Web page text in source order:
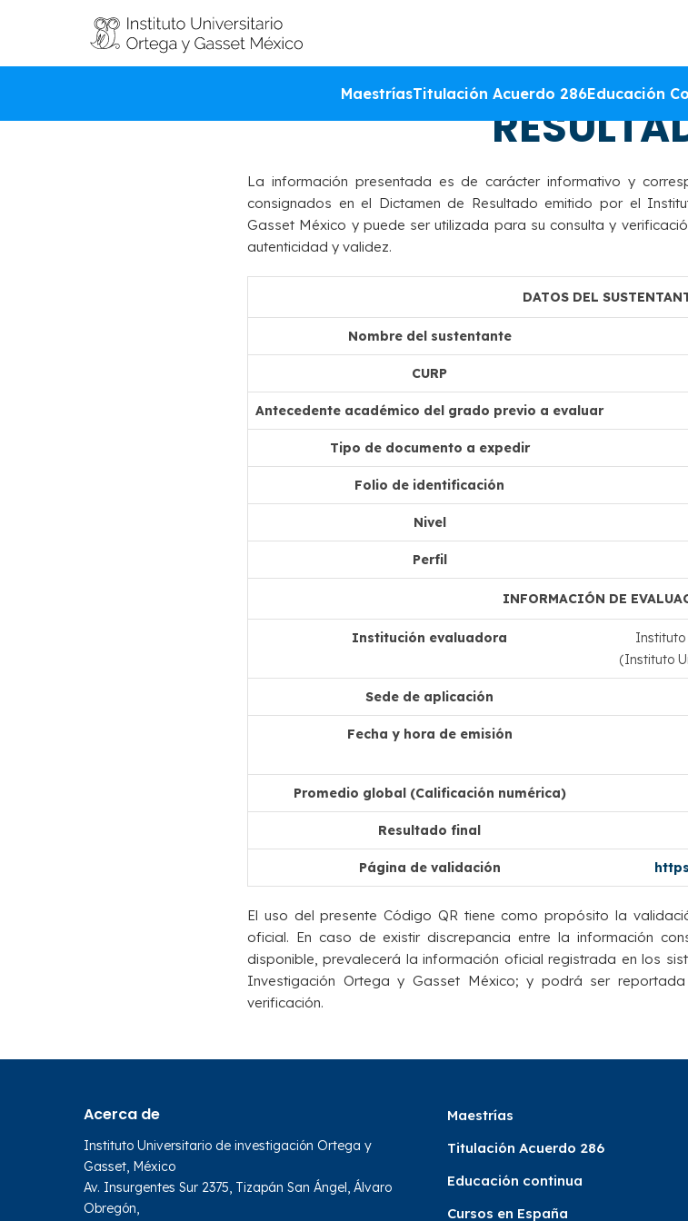
MaestríasTitulación Acuerdo 286Educación
VALIDACIÓN DEL
La información presentada es de carácter informativo y
consignados en el Dictamen de Resultado emitido por el
Gasset México y puede ser utilizada para su consulta y
autenticidad y validez.
DATOS DEL
Nombre del sustentante
CURP
Antecedente académico del grado previo a evaluar
Tipo de documento a expedir
Folio de identificación
Nivel
Perfil
INFORMACIÓN DE
Institución evaluadora
Instituto
(Instituto
Sede de aplicación
Fecha y hora de emisión
Promedio global (Calificación numérica)
Resultado final
Página de validación
El uso del presente Código QR tiene como propósito la
oficial. En caso de existir discrepancia entre la información
disponible, prevalecerá la información oficial registrada en los
Investigación Ortega y Gasset México; y podrá ser
verificación.
Acerca de
Instituto Universitario de investigación Ortega y
Gasset, México
Av. Insurgentes Sur 2375, Tizapán San Ángel, Álvaro
Obregón,
Maestrías
Titulación Acuerdo 286
Educación continua
Cursos en España